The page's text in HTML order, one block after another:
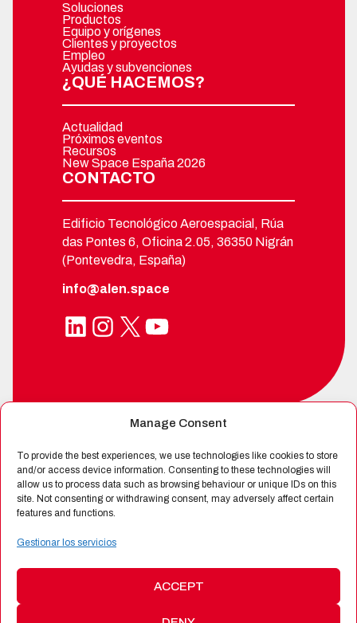
Manage Consent
To provide the best experiences, we use technologies like cookies to store
and/or access device information. Consenting to these technologies will
allow us to process data such as browsing behaviour or unique IDs on this
site. Not consenting or withdrawing consent, may adversely affect certain
features and functions.
Gestionar los servicios
ACCEPT
Soluciones
Productos
Equipo y orígenes
Clientes y proyectos
Empleo
Ayudas y subvenciones
¿QUÉ HACEMOS?
Actualidad
Próximos eventos
Recursos
New Space España 2026
CONTACTO
Edificio Tecnológico Aeroespacial, Rúa
das Pontes 6, Oficina 2.05, 36350 Nigrán
(Pontevedra, España)
info@alen.space
LinkedIn Instagram X YouTube
CERTIFICADA POR